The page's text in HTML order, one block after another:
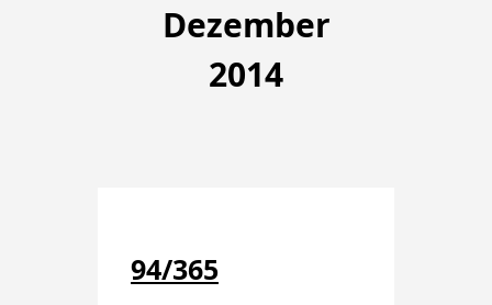
Dezember
2014
94/365